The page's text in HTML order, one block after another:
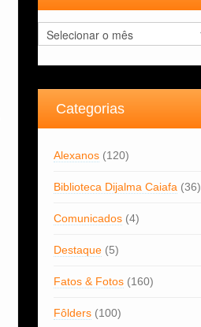
Arquivos
Categorias
Alexanos(120)
Biblioteca Dijalma Caiafa(36)
Comunicados(4)
Destaque(5)
Fatos & Fotos(160)
Fôlders(100)